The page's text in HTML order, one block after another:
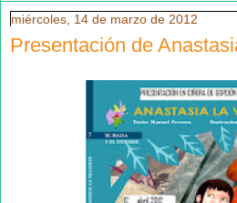
miércoles, 14 de marzo de 2012
Presentación de